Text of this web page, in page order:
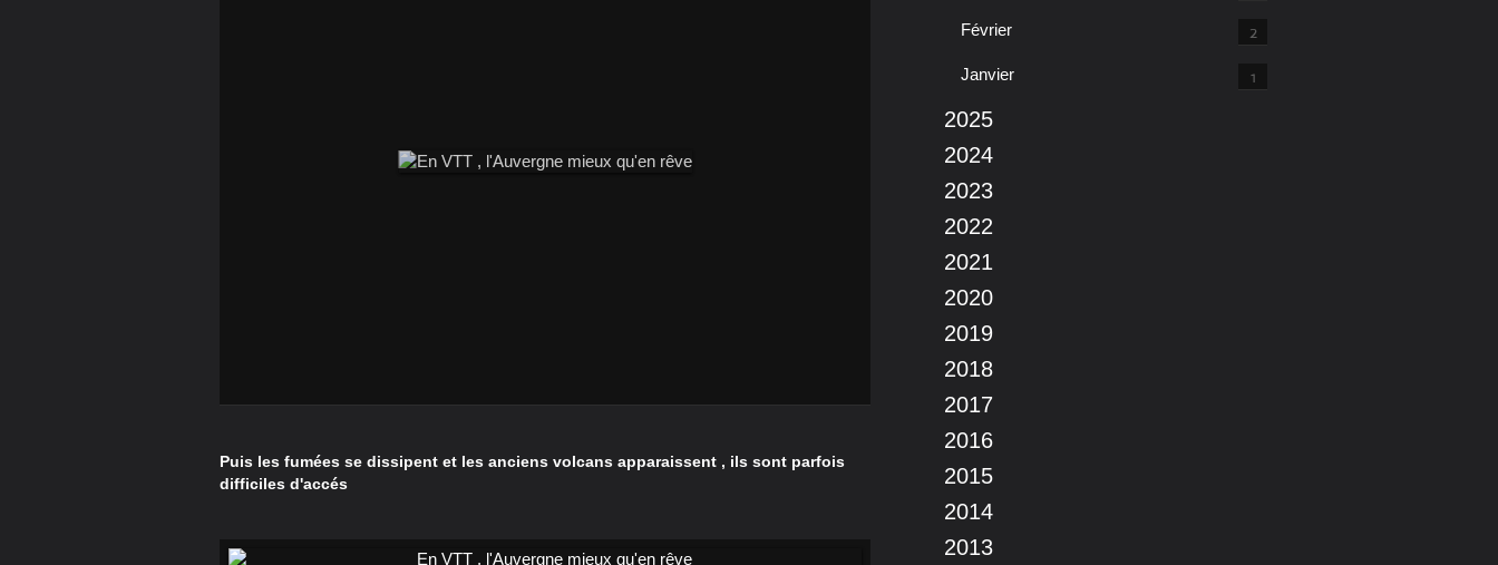
Puis les fumées se dissipent et les anciens volcans apparaissent , ils sont parfois
difficiles d'accés
Février 2
Janvier 1
2025
2024
2023
2022
2021
2020
2019
2018
2017
2016
2015
2014
2013